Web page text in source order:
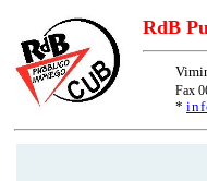
RdB
Fax
*